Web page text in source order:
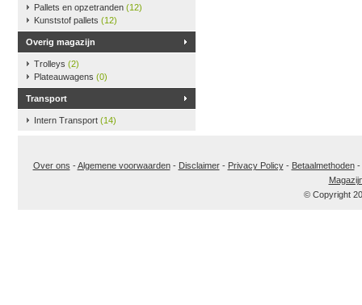
Pallets en opzetranden (12)
Kunststof pallets (12)
Overig magazijn
Trolleys (2)
Plateauwagens (0)
Transport
Intern Transport (14)
Over ons -Algemene voorwaarden- Disclaimer- Privacy Policy- Betaalmethoden-
© Copyright